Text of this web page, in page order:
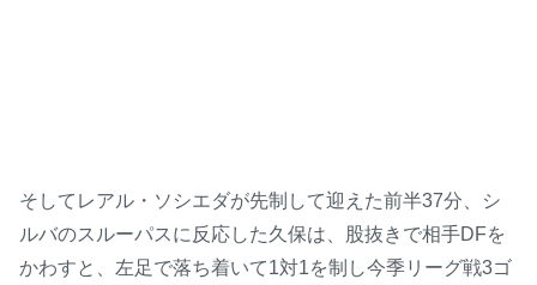
そしてレアル・ソシエダが先制して迎えた前半37分、シ
ルバのスルーパスに反応した久保は、股抜きで相手DFを
かわすと、左足で落ち着いて1対1を制し今季リーグ戦3ゴ